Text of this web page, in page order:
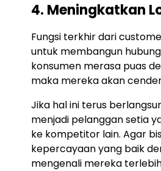
4. Meningkatkan
Fungsi terkhir dari
untuk membangun
konsumen merasa puas
maka mereka akan
Jika hal ini terus
menjadi pelanggan setia
ke kompetitor lain. Agar
kepercayaan yang baik
mengenali mereka